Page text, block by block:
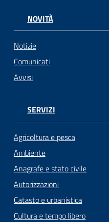
argomenti...
Seguici
su
NOVITÀ
Notizie
Comunicati
Avvisi
SERVIZI
Agricoltura e pesca
Ambiente
Anagrafe e stato civile
Autorizzazioni
Catasto e urbanistica
Cultura e tempo libero